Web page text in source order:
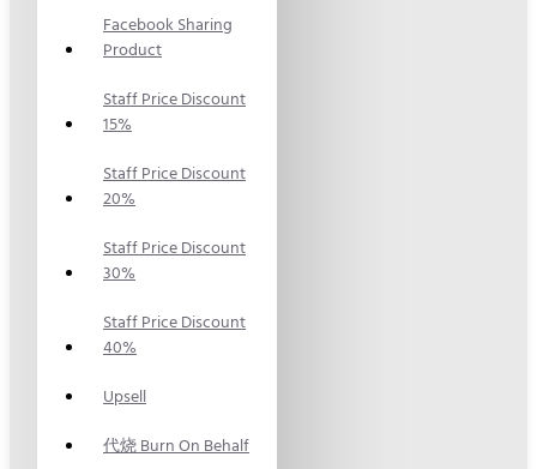
Facebook Sharing
Product
Staff Price Discount
15%
Staff Price Discount
20%
Staff Price Discount
30%
Staff Price Discount
40%
Upsell
代烧 Burn On Behalf